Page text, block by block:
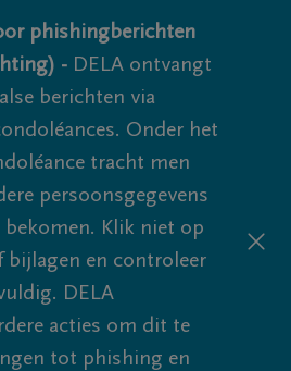
phishingberichten
- DELA ontvangt
berichten via
Onder het
tracht men
persoonsgegevens
Klik niet op
bijlagen en controleer
DELA
acties om dit te
tot phishing en